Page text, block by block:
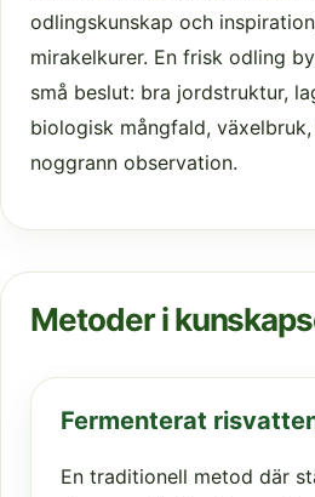
odlingskunskap och
mirakelkurer. En frisk odling
små beslut: bra jordstruktur,
biologisk mångfald,
noggrann observation.
Metoder i
Fermenterat
En traditionell metod där